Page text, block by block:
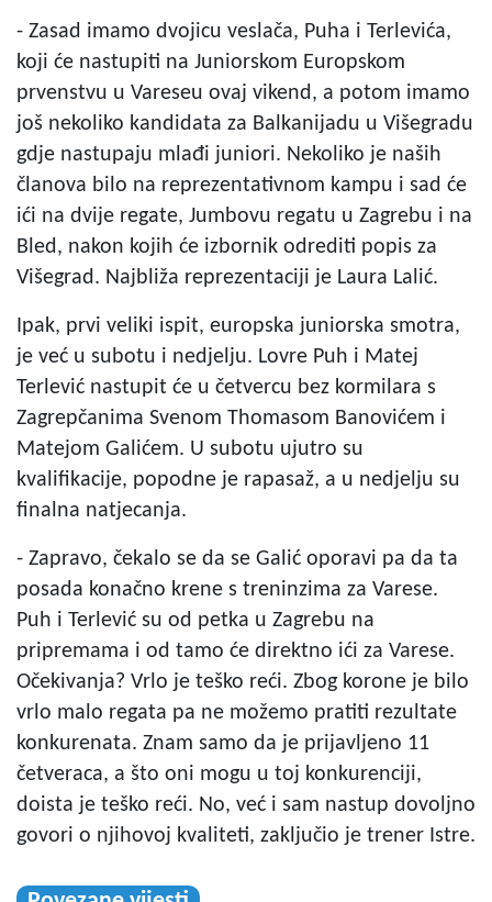
- Zasad imamo dvojicu veslača, Puha i Terlevića,
koji će nastupiti na Juniorskom Europskom
prvenstvu u Vareseu ovaj vikend, a potom imamo
još nekoliko kandidata za Balkanijadu u Višegradu
gdje nastupaju mlađi juniori. Nekoliko je naših
članova bilo na reprezentativnom kampu i sad će
ići na dvije regate, Jumbovu regatu u Zagrebu i na
Bled, nakon kojih će izbornik odrediti popis za
Višegrad. Najbliža reprezentaciji je Laura Lalić.
Ipak, prvi veliki ispit, europska juniorska smotra,
je već u subotu i nedjelju. Lovre Puh i Matej
Terlević nastupit će u četvercu bez kormilara s
Zagrepčanima Svenom Thomasom Banovićem i
Matejom Galićem. U subotu ujutro su
kvalifikacije, popodne je rapasaž, a u nedjelju su
finalna natjecanja.
- Zapravo, čekalo se da se Galić oporavi pa da ta
posada konačno krene s treninzima za Varese.
Puh i Terlević su od petka u Zagrebu na
pripremama i od tamo će direktno ići za Varese.
Očekivanja? Vrlo je teško reći. Zbog korone je bilo
vrlo malo regata pa ne možemo pratiti rezultate
konkurenata. Znam samo da je prijavljeno 11
četveraca, a što oni mogu u toj konkurenciji,
doista je teško reći. No, već i sam nastup dovoljno
govori o njihovoj kvaliteti, zaključio je trener Istre.